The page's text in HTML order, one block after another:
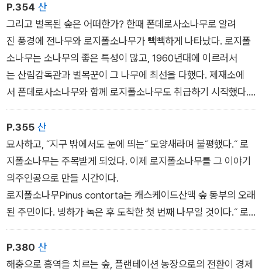
P.354 산
그리고 벌목된 숲은 어떠한가? 한때 폰데로사소나무로 알려
진 풍경에 전나무와 로지폴소나무가 빽빽하게 나타났다. 로지폴
소나무는 소나무의 좋은 특성이 많고, 1960년대에 이르러서
는 산림감독관과 벌목꾼이 그 나무에 최선을 다했다. 제재소에
서 폰데로사소나무와 함께 로지폴소나무도 취급하기 시작했다. 1
970년대의 다시 심기 계획에서 폰데로사보다 로지폴소나무
가 종종 이용됐는데, 그 이유는 로지폴소나무가 교란된 땅에서 쉽
게 자리 잡기 때문이었다. 만약 지금 구글어스Google Earth
로 위에서 숲을 내려다본다면 오래된 개별 구역에서 자라는 로지
폴소나무를 주로 보게 될 것이다. 예쁜 광경은 아니다. 21세기
로 넘어가는 시점에서 비판하는 이들은 산림감독관들을 놀라
게 하는 말을 했는데, 캐스케이드산맥숲 동부의 목재 생산 지역
을 ˝초라한 노견의 등에 난 곪은 상처로
P.355 산
묘사하고, ˝지구 밖에서도 눈에 띄는˝ 모양새라며 불평했다.˝ 로
지폴소나무는 주목받게 되었다. 이제 로지폴소나무를 그 이야기
의주인공으로 만들 시간이다.
로지폴소나무Pinus contorta는 캐스케이드산맥 숲 동부의 오래
된 주민이다. 빙하가 녹은 후 도착한 첫 번째 나무일 것이다.˝ 로
지폴소나무는 마자마산 Mt. Mazama의 화산 분화 후 부석층에
서 자랄 수있는 몇 안 되는 나무 중 하나였다. 이 나무는 다른 나
무들과 폰데로사소나무 마저 죽인, 여름 성에가 생기는 언덕의 추
P.380 산
해충으로 홍역을 치르는 숲, 플랜테이션 농장으로의 전환이 경제